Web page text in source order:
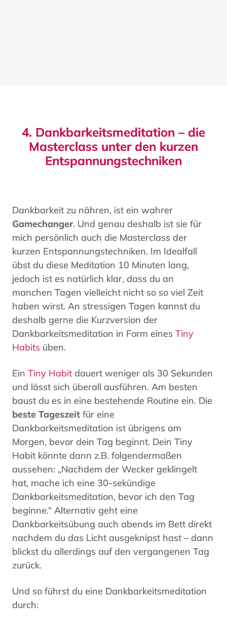
4. Dankbarkeitsmeditation – die
Masterclass unter den kurzen
Entspannungstechniken
Dankbarkeit zu nähren, ist ein wahrer
Gamechanger. Und genau deshalb ist sie für
mich persönlich auch die Masterclass der
kurzen Entspannungstechniken. Im Idealfall
übst du diese Meditation 10 Minuten lang,
jedoch ist es natürlich klar, dass du an
manchen Tagen vielleicht nicht so so viel Zeit
haben wirst. An stressigen Tagen kannst du
deshalb gerne die Kurzversion der
Dankbarkeitsmeditation in Form eines Tiny
Habits üben.
Ein Tiny Habit dauert weniger als 30 Sekunden
und lässt sich überall ausführen. Am besten
baust du es in eine bestehende Routine ein. Die
beste Tageszeit für eine
Dankbarkeitsmeditation ist übrigens am
Morgen, bevor dein Tag beginnt. Dein Tiny
Habit könnte dann z.B. folgendermaßen
aussehen: „Nachdem der Wecker geklingelt
hat, mache ich eine 30-sekündige
Dankbarkeitsmeditation, bevor ich den Tag
beginne.“ Alternativ geht eine
Dankbarkeitsübung auch abends im Bett direkt
nachdem du das Licht ausgeknipst hast – dann
blickst du allerdings auf den vergangenen Tag
zurück.
Und so führst du eine Dankbarkeitsmeditation
durch: